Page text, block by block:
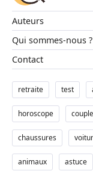
Auteurs
Qui sommes-nous ?
Contact
retraite test
horoscope couple
chaussures
animaux astuce